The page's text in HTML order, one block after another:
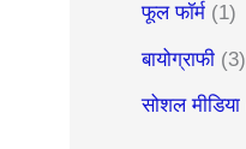
फूल फॉर्म (1)
बायोग्राफी (3)
सोशल मीडिया